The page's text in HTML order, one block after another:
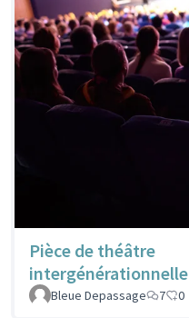
Pièce de théâtre
intergénérationnelle
Bleue Depassage
7 0